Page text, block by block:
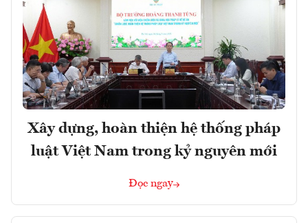
Xây dựng, hoàn thiện hệ thống pháp
luật Việt Nam trong kỷ nguyên mới
Đọc ngay